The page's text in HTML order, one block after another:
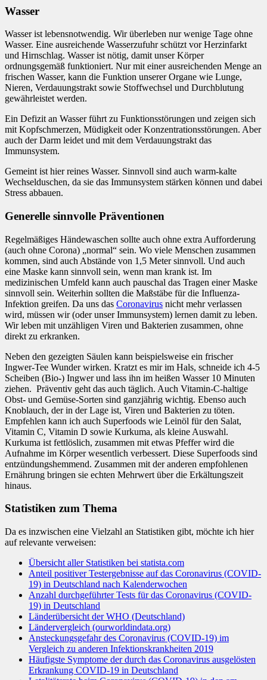
Wasser
Wasser ist lebensnotwendig. Wir überleben nur wenige Tage ohne
Wasser. Eine ausreichende Wasserzufuhr schützt vor Herzinfarkt
und Hirnschlag. Wasser ist nötig, damit unser Körper
ordnungsgemäß funktioniert. Nur mit einer ausreichenden Menge an
frischen Wasser, kann die Funktion unserer Organe wie Lunge,
Nieren, Verdauungstrakt sowie Stoffwechsel und Durchblutung
gewährleistet werden.
Ein Defizit an Wasser führt zu Funktionsstörungen und zeigen sich
mit Kopfschmerzen, Müdigkeit oder Konzentrationsstörungen. Aber
auch der Darm leidet und mit dem Verdauungstrakt das
Immunsystem.
Gemeint ist hier reines Wasser. Sinnvoll sind auch warm-kalte
Wechselduschen, da sie das Immunsystem stärken können und dabei
Stress abbauen.
Generelle sinnvolle Präventionen
Regelmäßiges Händewaschen sollte auch ohne extra Aufforderung
(auch ohne Corona) „normal“ sein. Wo viele Menschen zusammen
kommen, sind auch Abstände von 1,5 Meter sinnvoll. Und auch
eine Maske kann sinnvoll sein, wenn man krank ist. Im
medizinischen Umfeld kann auch pauschal das Tragen einer Maske
sinnvoll sein. Weiterhin sollten die Maßstäbe für die Influenza-
Infektion greifen. Da uns das Coronavirus nicht mehr verlassen
wird, müssen wir (oder unser Immunsystem) lernen damit zu leben.
Wir leben mit unzähligen Viren und Bakterien zusammen, ohne
direkt zu erkranken.
Neben den gezeigten Säulen kann beispielsweise ein frischer
Ingwer-Tee Wunder wirken. Kratzt es mir im Hals, schneide ich 4-5
Scheiben (Bio-) Ingwer und lass ihn im heißen Wasser 10 Minuten
ziehen. Präventiv geht das auch täglich. Auch Vitamin-C-haltige
Obst- und Gemüse-Sorten sind ganzjährig wichtig. Ebenso auch
Knoblauch, der in der Lage ist, Viren und Bakterien zu töten.
Empfehlen kann ich auch Superfoods wie Leinöl für den Salat,
Vitamin C, Vitamin D sowie Kurkuma, als kleine Auswahl.
Kurkuma ist fettlöslich, zusammen mit etwas Pfeffer wird die
Aufnahme im Körper wesentlich verbessert. Diese Superfoods sind
entzündungshemmend. Zusammen mit der anderen empfohlenen
Ernährung bringen sie echten Mehrwert über die Erkältungszeit
hinaus.
Statistiken zum Thema
Da es inzwischen eine Vielzahl an Statistiken gibt, möchte ich hier
auf relevante verweisen:
Übersicht aller Statistiken bei statista.com
Anteil positiver Testergebnisse auf das Coronavirus (COVID-
19) in Deutschland nach Kalenderwochen
Anzahl durchgeführter Tests für das Coronavirus (COVID-
19) in Deutschland
Länderübersicht der WHO (Deutschland)
Ländervergleich (ourworldindata.org)
Ansteckungsgefahr des Coronavirus (COVID-19) im
Vergleich zu anderen Infektionskrankheiten 2019
Häufigste Symptome der durch das Coronavirus ausgelösten
Erkrankung COVID-19 in Deutschland